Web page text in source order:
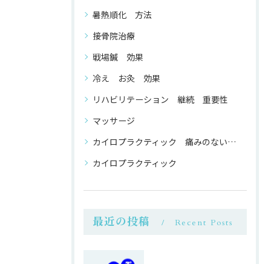
暑熱順化 方法
接骨院治療
戦場鍼 効果
冷え お灸 効果
リハビリテーション 継続 重要性
マッサージ
カイロプラクティック 痛みのない 整体
カイロプラクティック
最近の投稿 Recent Posts